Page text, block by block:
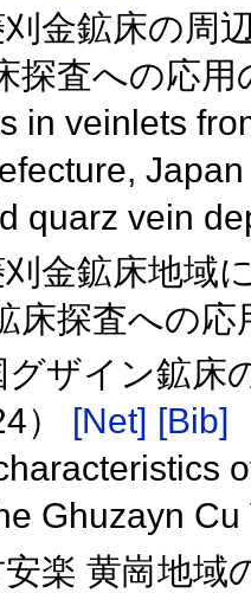
金鉱床の周
探査への応
in veinlets
quarz vein
金鉱床地域
床探査への
ザイン鉱床
）
[Net] [Bib]
Ghuzayn
楽 黄崗地域